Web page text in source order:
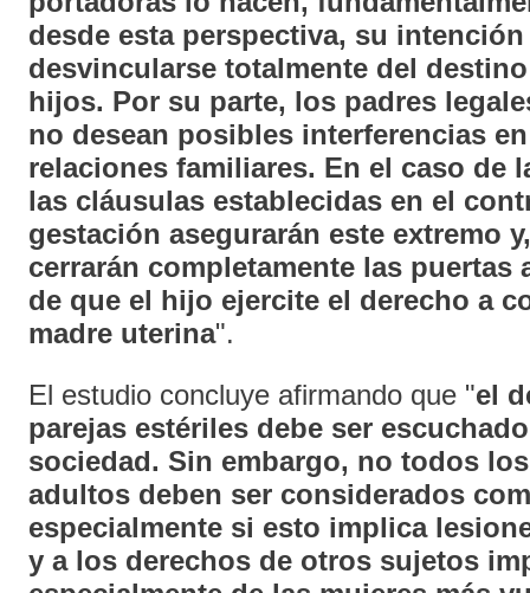
desde esta perspectiva, su intención
desvincularse totalmente del
hijos. Por su parte, los padres
no desean posibles interferencias
relaciones familiares. En el caso de
las cláusulas establecidas en el
gestación asegurarán este extremo
cerrarán completamente las puertas
de que el hijo ejercite el derecho a
madre uterina".
El estudio concluye afirmando que "el
parejas estériles debe ser
sociedad. Sin embargo, no todos
adultos deben ser considerados
especialmente si esto implica
y a los derechos de otros sujetos